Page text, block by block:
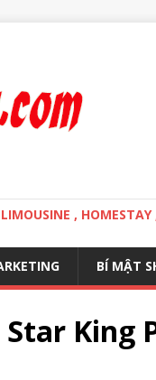
,
BÍ MẬT
King